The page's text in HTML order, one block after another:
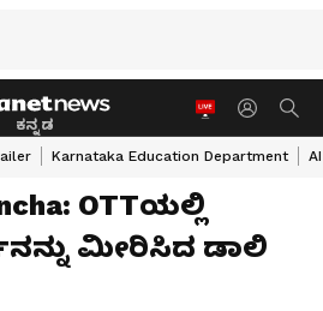
ಕನ್ನಡ
Karnataka Education Department
OTTಯಲ್ಲಿ
ಮೀರಿಸಿದ ಡಾಲಿ